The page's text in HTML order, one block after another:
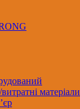
матеріали